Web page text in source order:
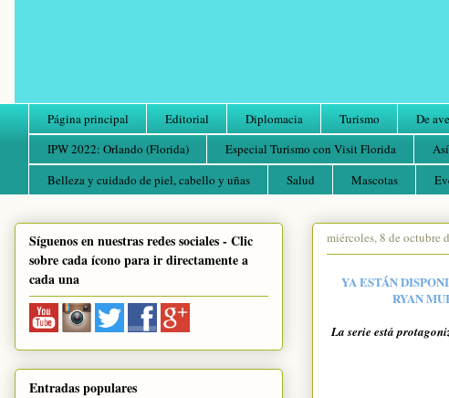
Página principal Editorial Diplomacia Turismo De
IPW 2022: Orlando (Florida)
Especial Turismo con Visit Florida
Belleza y cuidado de piel, cabello y uñas
Salud Mascotas
miércoles, 8 de octubre
YA ESTÁN
RYAN
La serie está
Síguenos en nuestras redes sociales - Clic
sobre cada ícono para ir directamente a
cada una
Entradas populares